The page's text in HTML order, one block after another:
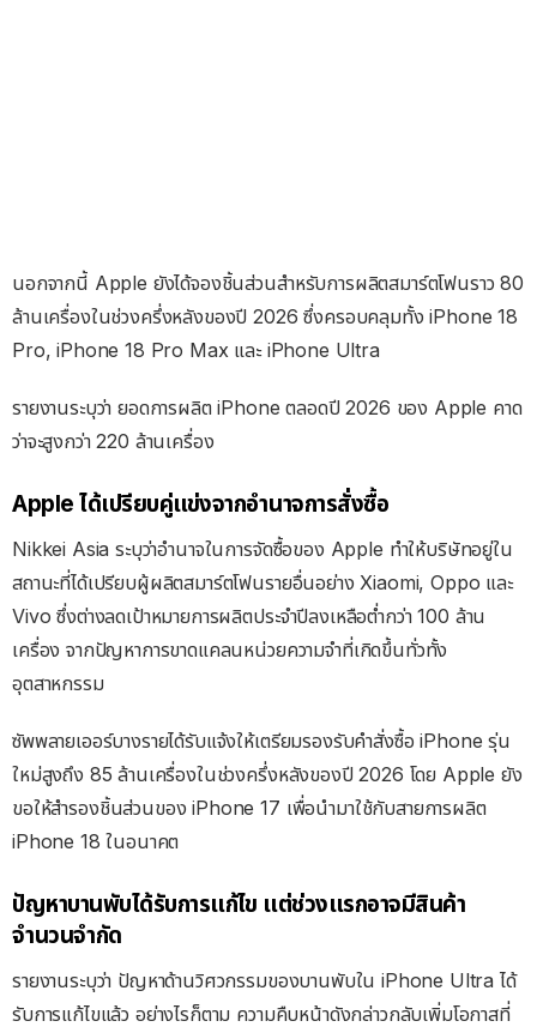
นอกจากนี้ Apple ยังได้จองชิ้นส่วนสำหรับการผลิตสมาร์ตโฟนราว 80
ล้านเครื่องในช่วงครึ่งหลังของปี 2026 ซึ่งครอบคลุมทั้ง iPhone 18
Pro, iPhone 18 Pro Max และ iPhone Ultra
รายงานระบุว่า ยอดการผลิต iPhone ตลอดปี 2026 ของ Apple คาด
ว่าจะสูงกว่า 220 ล้านเครื่อง
Apple ได้เปรียบคู่แข่งจากอำนาจการสั่งซื้อ
Nikkei Asia ระบุว่าอำนาจในการจัดซื้อของ Apple ทำให้บริษัทอยู่ใน
สถานะที่ได้เปรียบผู้ผลิตสมาร์ตโฟนรายอื่นอย่าง Xiaomi, Oppo และ
Vivo ซึ่งต่างลดเป้าหมายการผลิตประจำปีลงเหลือต่ำกว่า 100 ล้าน
เครื่อง จากปัญหาการขาดแคลนหน่วยความจำที่เกิดขึ้นทั่วทั้ง
อุตสาหกรรม
ซัพพลายเออร์บางรายได้รับแจ้งให้เตรียมรองรับคำสั่งซื้อ iPhone รุ่น
ใหม่สูงถึง 85 ล้านเครื่องในช่วงครึ่งหลังของปี 2026 โดย Apple ยัง
ขอให้สำรองชิ้นส่วนของ iPhone 17 เพื่อนำมาใช้กับสายการผลิต
iPhone 18 ในอนาคต
ปัญหาบานพับได้รับการแก้ไข แต่ช่วงแรกอาจมีสินค้า
จำนวนจำกัด
รายงานระบุว่า ปัญหาด้านวิศวกรรมของบานพับใน iPhone Ultra ได้
รับการแก้ไขแล้ว อย่างไรก็ตาม ความคืบหน้าดังกล่าวกลับเพิ่มโอกาสที่